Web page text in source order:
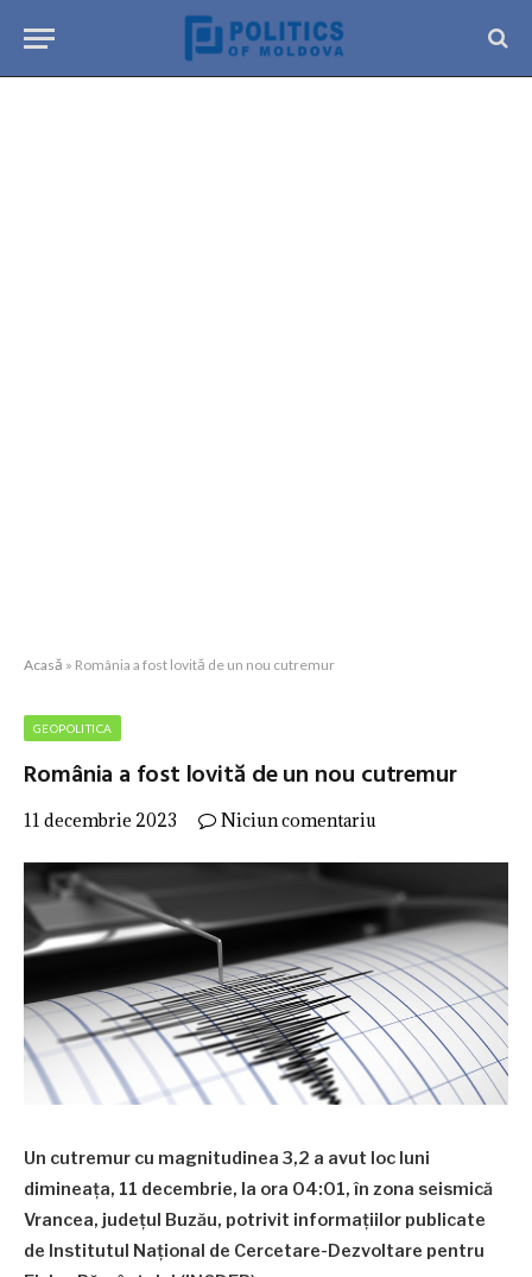
Acasă » România a fost lovită de un nou cutremur
GEOPOLITICA
România a fost lovită de un nou cutremur
11 decembrie 2023 Niciun comentariu
Un cutremur cu magnitudinea 3,2 a avut loc luni
dimineaţa, 11 decembrie, la ora 04:01, în zona seismică
Vrancea, judeţul Buzău, potrivit informaţiilor publicate
de Institutul Naţional de Cercetare-Dezvoltare pentru